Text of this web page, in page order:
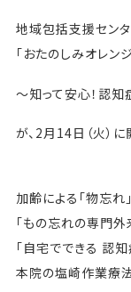
地域包括支援セン
「おたのしみオレン
～知って安心！認
が、2月14日（火）
加齢による「物忘れ
「もの忘れの専門外
「自宅でできる 認
本院の塩崎作業療